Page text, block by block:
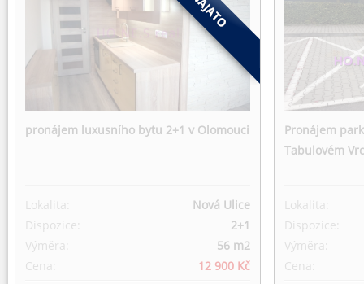
pronájem luxusního bytu 2+1 v Olomouci
Lokalita:
Nová Ulice
Dispozice:
2+1
Výměra:
56 m2
Cena:
12 900 Kč
Pronájem
Tabulovém
Lokalita:
Dispozice:
Výměra:
Cena: